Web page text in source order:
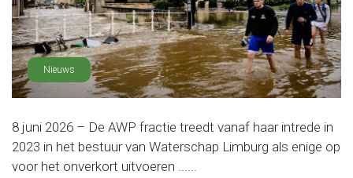
Nieuws
8 juni 2026 – De AWP fractie treedt vanaf haar intrede in
2023 in het bestuur van Waterschap Limburg als enige op
voor het onverkort uitvoeren ......